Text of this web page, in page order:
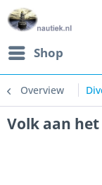
Shop
Overview
Volk aan